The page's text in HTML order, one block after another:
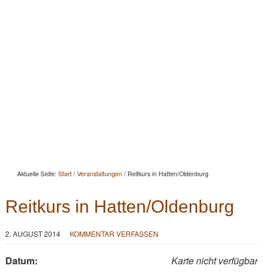
Aktuelle Seite: Start / Veranstaltungen /Reitkurs in Hatten/Oldenburg
Reitkurs in Hatten/Oldenburg
2. AUGUST 2014 KOMMENTAR VERFASSEN
Karte nicht verfügbar
Datum: